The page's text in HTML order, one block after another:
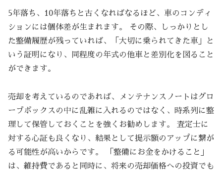
5年落ち、10年落ちと古くなればなるほど、車のコンディ
ションには個体差が生まれます。 その際、しっかりとし
た整備履歴が残っていれば、「大切に乗られてきた車」と
いう証明になり、同程度の年式の他車と差別化を図ること
ができます。
売却を考えているのであれば、メンテナンスノートはグロ
ーブボックスの中に乱雑に入れるのではなく、時系列に整
理して保管しておくことを強くお勧めします。 査定士に
対する心証も良くなり、結果として提示額のアップに繋が
る可能性が高いからです。 「整備にお金をかけること」
は、維持費であると同時に、将来の売却価格への投資でも